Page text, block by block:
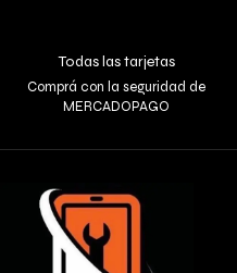
Todas las tarjetas
Comprá con la seguridad de
MERCADOPAGO